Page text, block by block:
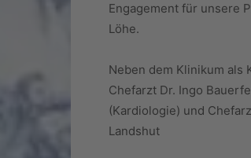
Engagement für unsere
Löhe.
Neben dem Klinikum als
Chefarzt Dr. Ingo
(Kardiologie) und
Landshut